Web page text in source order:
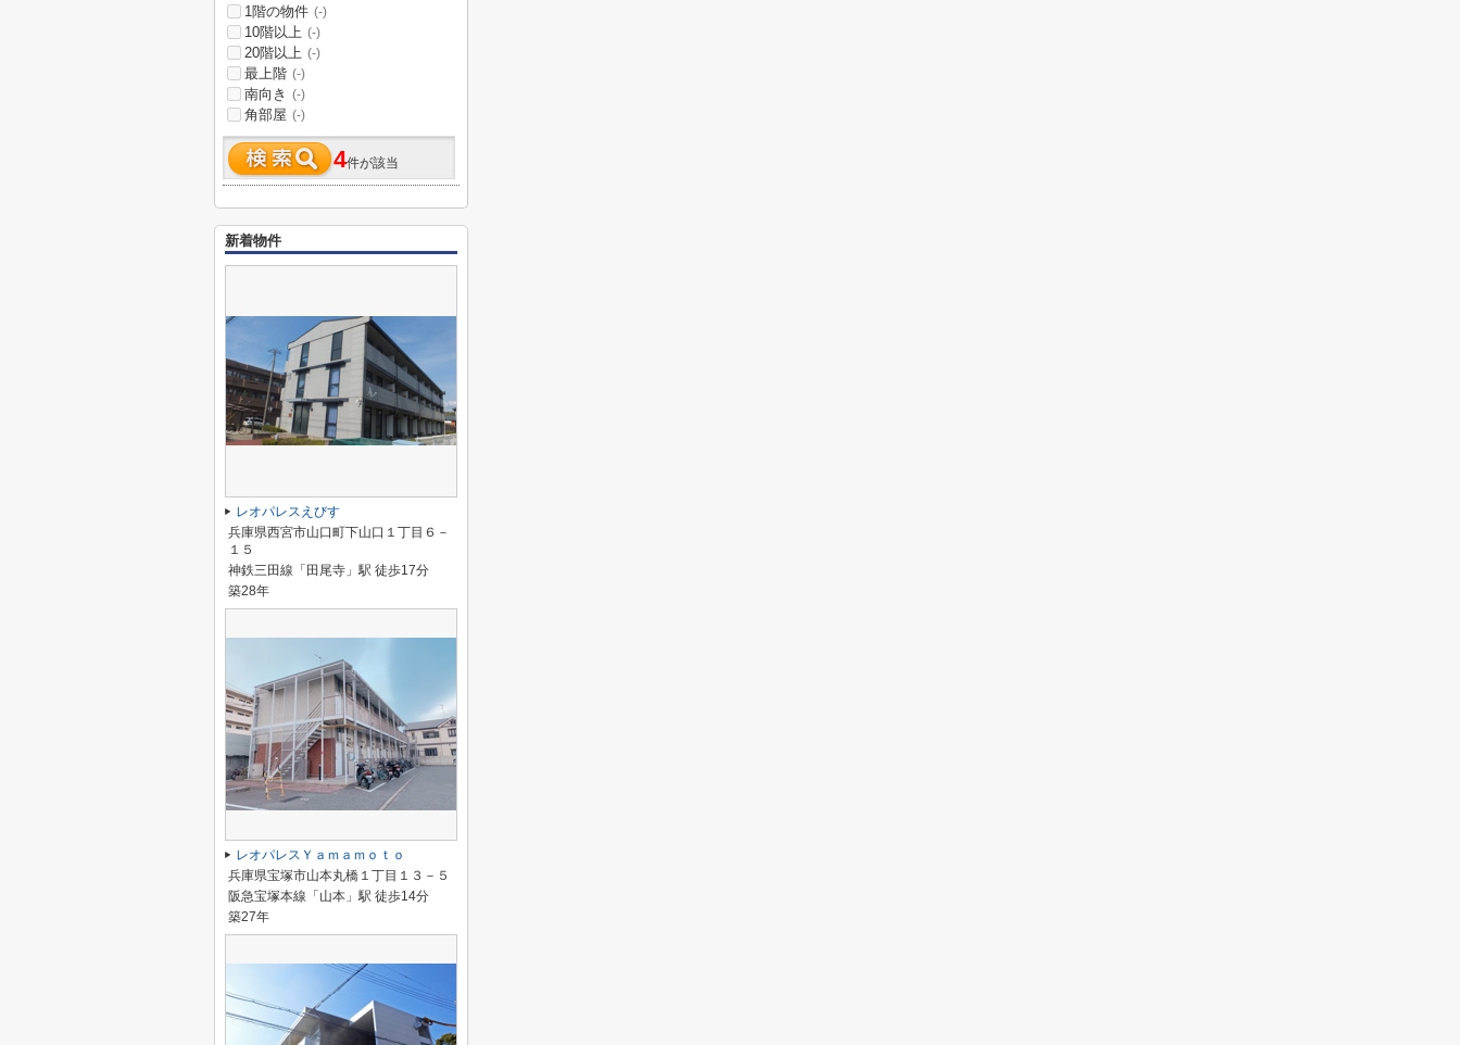
1階の物件 (-)
10階以上 (-)
20階以上 (-)
最上階 (-)
南向き (-)
角部屋 (-)
4件が該当
新着物件
レオパレスえびす
兵庫県西宮市山口町下山口１丁目６－
１５
神鉄三田線「田尾寺」駅 徒歩17分
築28年
レオパレスＹａｍａｍｏｔｏ
兵庫県宝塚市山本丸橋１丁目１３－５
阪急宝塚本線「山本」駅 徒歩14分
築27年